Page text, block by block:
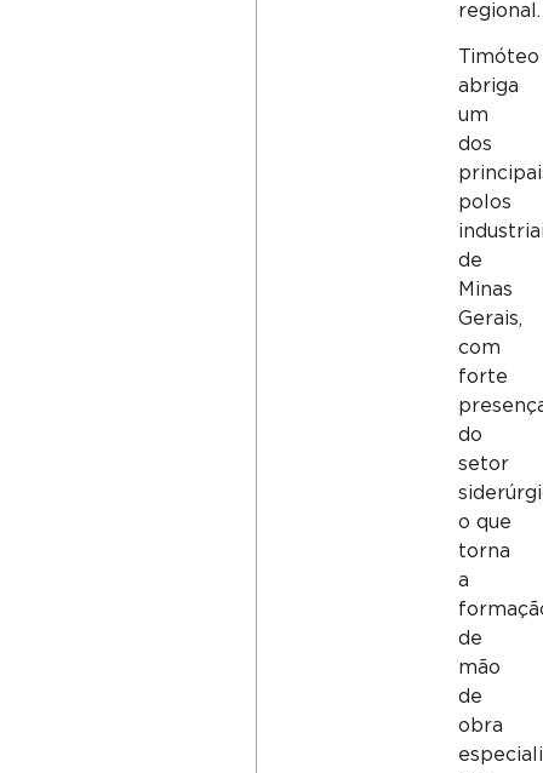
regional.
Timóteo
abriga
um
dos
polos
de
Minas
Gerais,
com
forte
do
setor
o que
torna
a
de
mão
de
obra